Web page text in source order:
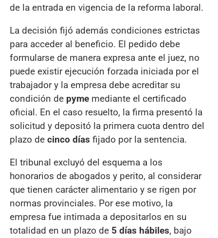
de la entrada en vigencia de la reforma laboral.
La decisión fijó además condiciones estrictas
para acceder al beneficio. El pedido debe
formularse de manera expresa ante el juez, no
puede existir ejecución forzada iniciada por el
trabajador y la empresa debe acreditar su
condición de pyme mediante el certificado
oficial. En el caso resuelto, la firma presentó la
solicitud y depositó la primera cuota dentro del
plazo de cinco días fijado por la sentencia.
El tribunal excluyó del esquema a los
honorarios de abogados y perito, al considerar
que tienen carácter alimentario y se rigen por
normas provinciales. Por ese motivo, la
empresa fue intimada a depositarlos en su
totalidad en un plazo de 5 días hábiles, bajo